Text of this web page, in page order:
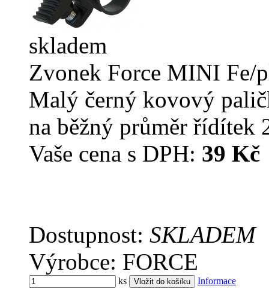
skladem
Zvonek Force MINI Fe/
Malý černý kovový
na běžný průměr řídítek
Vaše cena s DPH: 39 Kč
Dostupnost: SKLADEM
Výrobce: FORCE
ks Informace